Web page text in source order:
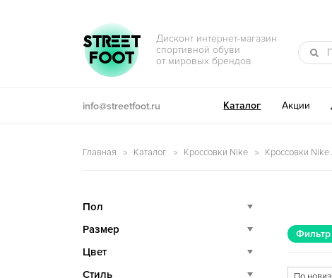
Перейти к навигации
Перейти к содержимому
STREET
FOOT
Дисконт интернет-магазин
спортивной обуви
от мировых брендов
info@streetfoot.ru Каталог Акции
Главная Каталог Кроссовки Nike Кроссовки Nike
Фильтр
Пол
Размер
Цвет
Стиль